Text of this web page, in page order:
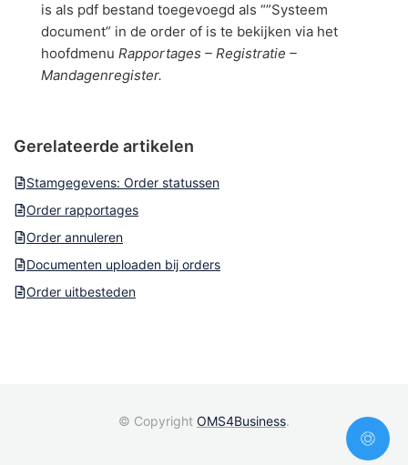
is als pdf bestand toegevoegd als “”Systeem
document” in de order of is te bekijken via het
hoofdmenu Rapportages – Registratie –
Mandagenregister.
Gerelateerde artikelen
Stamgegevens: Order statussen
Order rapportages
Order annuleren
Documenten uploaden bij orders
Order uitbesteden
© Copyright OMS4Business.